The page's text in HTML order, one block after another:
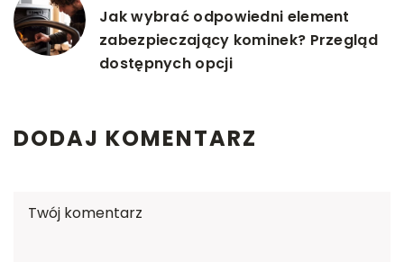
Jak wybrać odpowiedni element
zabezpieczający kominek? Przegląd
dostępnych opcji
DODAJ KOMENTARZ